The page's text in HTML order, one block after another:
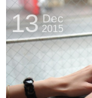
13 Dec
2015